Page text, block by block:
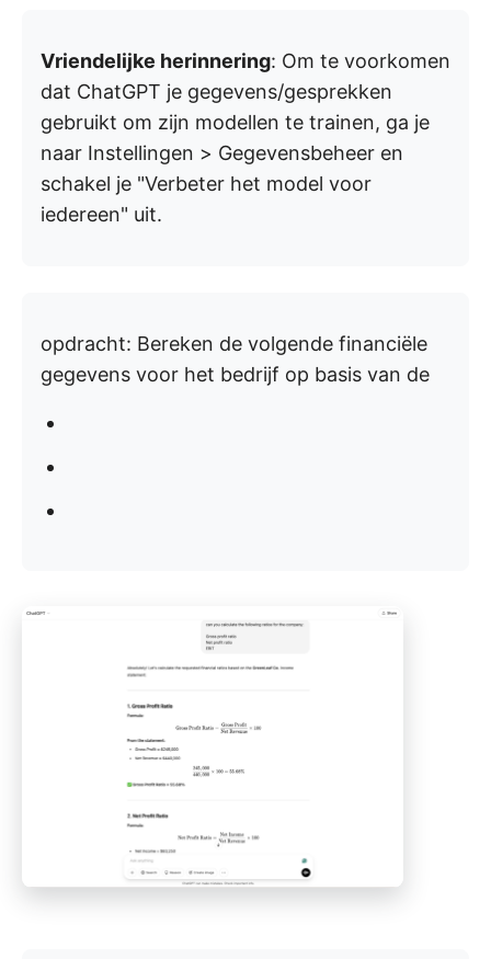
Vriendelijke herinnering: Om te voorkomen
dat ChatGPT je gegevens/gesprekken
gebruikt om zijn modellen te trainen, ga je
naar Instellingen > Gegevensbeheer en
schakel je "Verbeter het model voor
iedereen" uit.
opdracht: Bereken de volgende financiële
gegevens voor het bedrijf op basis van de